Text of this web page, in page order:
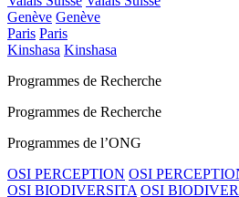
Genève Genève
Paris Paris
Kinshasa Kinshasa
Programmes de Recherche
Programmes de Recherche
Programmes de l’ONG
OSI PERCEPTION OSI
OSI BIODIVERSITA OSI